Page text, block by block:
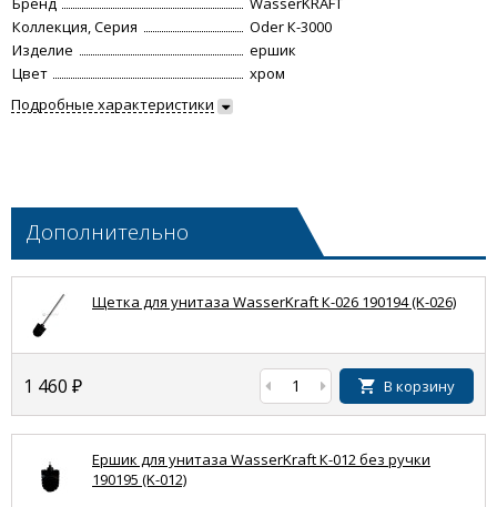
Коллекция, Серия
Oder К-3000
Изделие
ершик
Цвет
хром
Подробные характеристики
Дополнительно
Щетка для унитаза WasserKraft К-026 190194 (K-026)
1 460 ₽ В корзину
Ершик для унитаза WasserKraft К-012 без ручки
190195 (K-012)